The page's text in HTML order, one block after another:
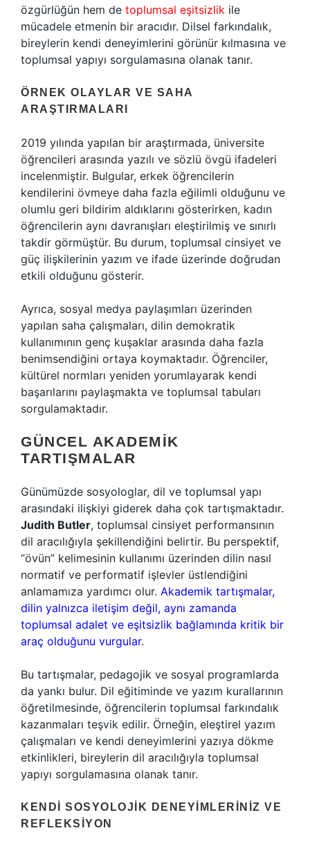
özgürlüğün hem de toplumsal eşitsizlik ile
mücadele etmenin bir aracıdır. Dilsel farkındalık,
bireylerin kendi deneyimlerini görünür kılmasına ve
toplumsal yapıyı sorgulamasına olanak tanır.
ÖRNEK OLAYLAR VE SAHA
ARAŞTIRMALARI
2019 yılında yapılan bir araştırmada, üniversite
öğrencileri arasında yazılı ve sözlü övgü ifadeleri
incelenmiştir. Bulgular, erkek öğrencilerin
kendilerini övmeye daha fazla eğilimli olduğunu ve
olumlu geri bildirim aldıklarını gösterirken, kadın
öğrencilerin aynı davranışları eleştirilmiş ve sınırlı
takdir görmüştür. Bu durum, toplumsal cinsiyet ve
güç ilişkilerinin yazım ve ifade üzerinde doğrudan
etkili olduğunu gösterir.
Ayrıca, sosyal medya paylaşımları üzerinden
yapılan saha çalışmaları, dilin demokratik
kullanımının genç kuşaklar arasında daha fazla
benimsendiğini ortaya koymaktadır. Öğrenciler,
kültürel normları yeniden yorumlayarak kendi
başarılarını paylaşmakta ve toplumsal tabuları
sorgulamaktadır.
GÜNCEL AKADEMIK
TARTIŞMALAR
Günümüzde sosyologlar, dil ve toplumsal yapı
arasındaki ilişkiyi giderek daha çok tartışmaktadır.
Judith Butler, toplumsal cinsiyet performansının
dil aracılığıyla şekillendiğini belirtir. Bu perspektif,
“övün” kelimesinin kullanımı üzerinden dilin nasıl
normatif ve performatif işlevler üstlendiğini
anlamamıza yardımcı olur. Akademik tartışmalar,
dilin yalnızca iletişim değil, aynı zamanda
toplumsal adalet ve eşitsizlik bağlamında kritik bir
araç olduğunu vurgular.
Bu tartışmalar, pedagojik ve sosyal programlarda
da yankı bulur. Dil eğitiminde ve yazım kurallarının
öğretilmesinde, öğrencilerin toplumsal farkındalık
kazanmaları teşvik edilir. Örneğin, eleştirel yazım
çalışmaları ve kendi deneyimlerini yazıya dökme
etkinlikleri, bireylerin dil aracılığıyla toplumsal
yapıyı sorgulamasına olanak tanır.
KENDI SOSYOLOJIK DENEYIMLERINIZ VE
REFLEKSIYON